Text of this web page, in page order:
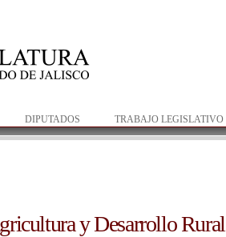
DIPUTADOS TRABAJO LEGISLATIVO
y Desarrollo Rural